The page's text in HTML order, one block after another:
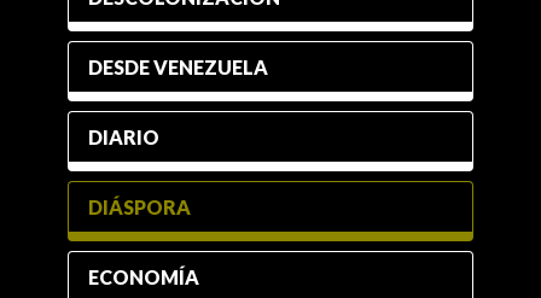
DESDE VENEZUELA
DIARIO
DIÁSPORA
ECONOMÍA